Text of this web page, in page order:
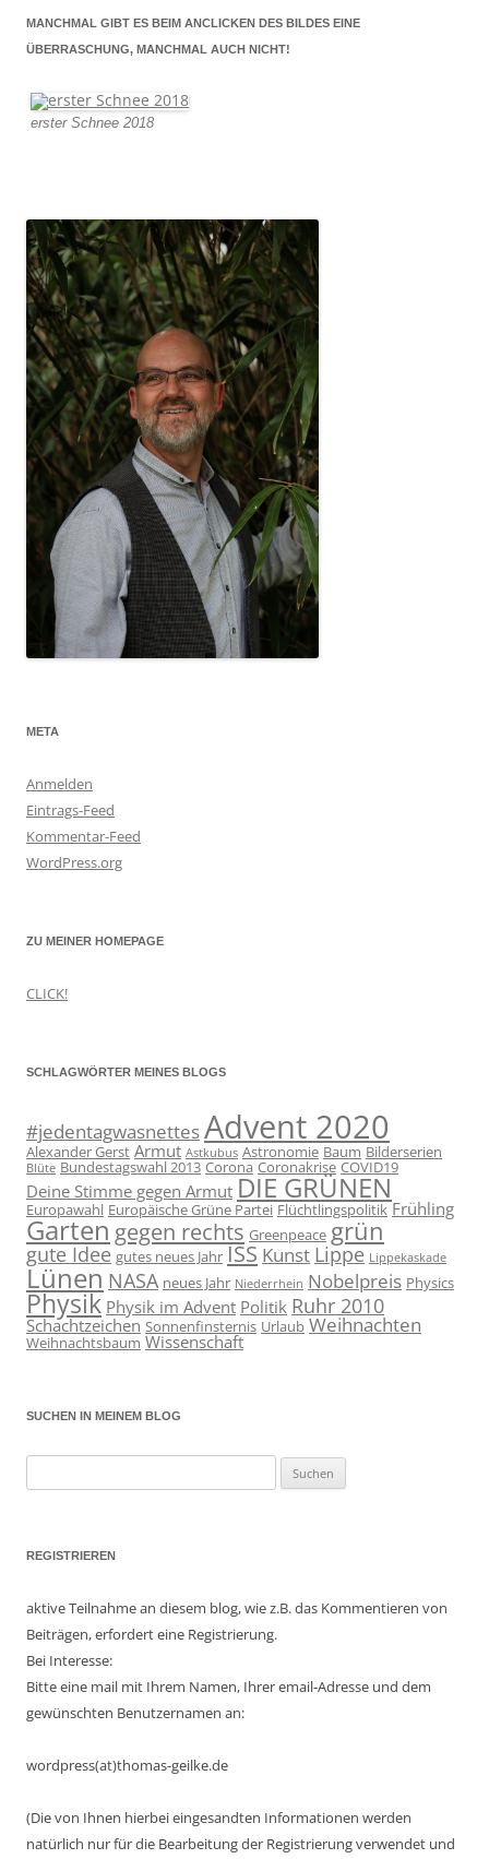
MANCHMAL GIBT ES BEIM ANCLICKEN DES BILDES EINE
ÜBERRASCHUNG, MANCHMAL AUCH NICHT!
erster Schnee 2018
META
Anmelden
Eintrags-Feed
Kommentar-Feed
WordPress.org
ZU MEINER HOMEPAGE
CLICK!
SCHLAGWÖRTER MEINES BLOGS
#jedentagwasnettesAdvent 2020
Alexander Gerst Armut Astkubus Astronomie Baum Bilderserien
Blüte Bundestagswahl 2013 Corona Coronakrise COVID19
Deine Stimme gegen Armut DIE GRÜNEN
Europawahl Europäische Grüne Partei Flüchtlingspolitik Frühling
Garten gegen rechts Greenpeace grün
gute Idee gutes neues Jahr ISS Kunst Lippe Lippekaskade
Lünen NASA neues Jahr Niederrhein Nobelpreis Physics
Physik Physik im Advent Politik Ruhr 2010
Schachtzeichen Sonnenfinsternis Urlaub Weihnachten
Weihnachtsbaum Wissenschaft
SUCHEN IN MEINEM BLOG
nach:
REGISTRIEREN
aktive Teilnahme an diesem blog, wie z.B. das Kommentieren von
Beiträgen, erfordert eine Registrierung.
Bei Interesse:
Bitte eine mail mit Ihrem Namen, Ihrer email-Adresse und dem
gewünschten Benutzernamen an:
wordpress(at)thomas-geilke.de
(Die von Ihnen hierbei eingesandten Informationen werden
natürlich nur für die Bearbeitung der Registrierung verwendet und